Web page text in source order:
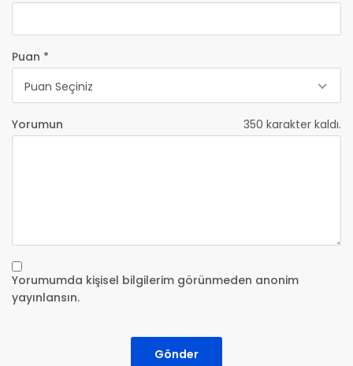
Puan *
Puan Seçiniz
Yorumun 350 karakter kaldı.
Yorumumda kişisel bilgilerim görünmeden anonim
yayınlansın.
Gönder